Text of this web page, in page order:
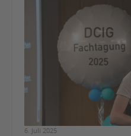
6. Juli 2025